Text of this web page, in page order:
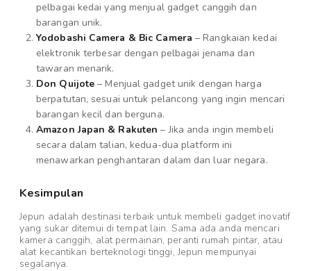
pelbagai kedai yang menjual gadget canggih dan
barangan unik.
Yodobashi Camera & Bic Camera – Rangkaian kedai
elektronik terbesar dengan pelbagai jenama dan
tawaran menarik.
Don Quijote – Menjual gadget unik dengan harga
berpatutan, sesuai untuk pelancong yang ingin mencari
barangan kecil dan berguna.
Amazon Japan & Rakuten – Jika anda ingin membeli
secara dalam talian, kedua-dua platform ini
menawarkan penghantaran dalam dan luar negara.
Kesimpulan
Jepun adalah destinasi terbaik untuk membeli gadget inovatif
yang sukar ditemui di tempat lain. Sama ada anda mencari
kamera canggih, alat permainan, peranti rumah pintar, atau
alat kecantikan berteknologi tinggi, Jepun mempunyai
segalanya.